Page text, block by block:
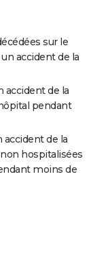
sur le
accident de la
accident de la
pendant
de la
hospitalisées
moins de